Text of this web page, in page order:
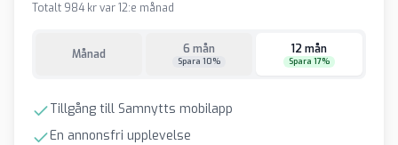
Totalt 984 kr var 12:e månad
Månad 6 mån
Spara 10%
12 mån
Spara 17%
Tillgång till Samnytts mobilapp
En annonsfri upplevelse